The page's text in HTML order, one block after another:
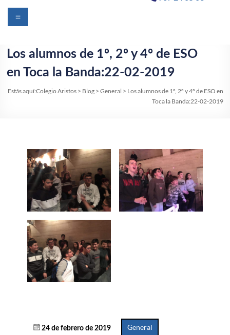
Menú
Los alumnos de 1º, 2º y 4º de ESO
en Toca la Banda:22-02-2019
Estás aquí:Colegio Aristos> Blog> General > Los alumnos de 1º, 2º y 4º de ESO en
Toca la Banda:22-02-2019
24 de febrero de 2019 General